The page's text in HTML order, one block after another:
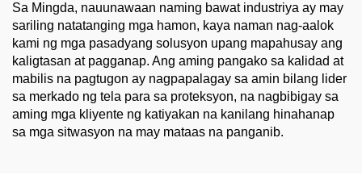
Sa Mingda, nauunawaan naming bawat industriya ay may
sariling natatanging mga hamon, kaya naman nag-aalok
kami ng mga pasadyang solusyon upang mapahusay ang
kaligtasan at pagganap. Ang aming pangako sa kalidad at
mabilis na pagtugon ay nagpapalagay sa amin bilang lider
sa merkado ng tela para sa proteksyon, na nagbibigay sa
aming mga kliyente ng katiyakan na kanilang hinahanap
sa mga sitwasyon na may mataas na panganib.